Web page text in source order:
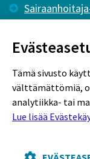
Rekisteriseloste
Evästekäytännöt
Tämä sivusto
välttämättömiä,
analytiikka- tai
Lue lisää